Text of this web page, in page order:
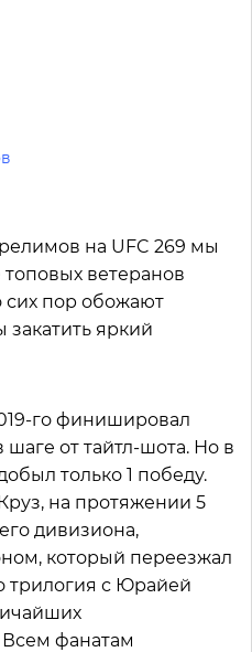
на UFC 269 мы
ветеранов
сих пор обожают
яркий
го финишировал
от тайтл-шота. Но в
только 1 победу.
на протяжении 5
дивизиона,
который переезжал
трилогия с Юрайей
фанатам